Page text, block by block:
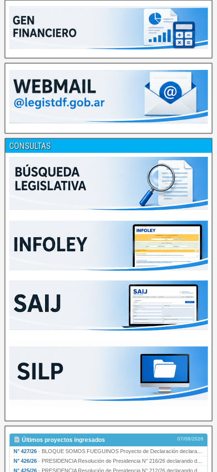
CONSULTAS
Últimos proyectos ingresados 07/08/2026
N° 427/26 · BLOQUE SOMOS FUEGUINOS Proyecto de Declaración declarando de interés provincial PRESIDENCI…
N° 426/26 · PRESIDENCIA Resolución de Presidencia N° 216/26 declarando de interés provincial la labor …
N° 425/26 · PRESIDENCIA Resolución de Presidencia N° 212/26 declarando de interés provincial el “50° A…